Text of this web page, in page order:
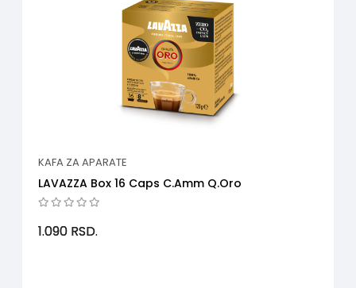
KAFA ZA APARATE
LAVAZZA Box 16 Caps C.Amm Q.Oro
1.090 RSD.